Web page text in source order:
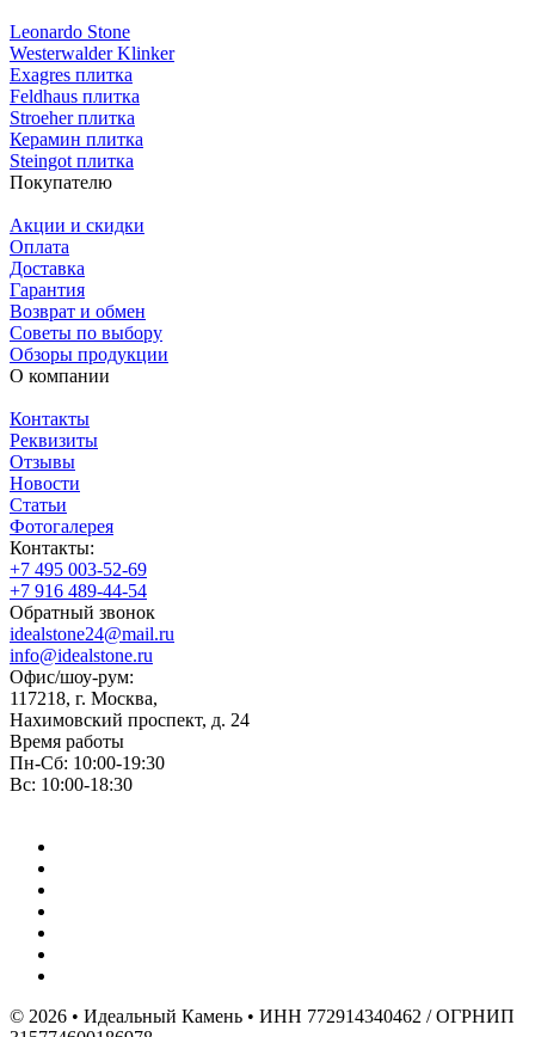
Leonardo Stone
Westerwalder Klinker
Exagres плитка
Feldhaus плитка
Stroeher плитка
Керамин плитка
Steingot плитка
Покупателю
Акции и скидки
Оплата
Доставка
Гарантия
Возврат и обмен
Советы по выбору
Обзоры продукции
О компании
Контакты
Реквизиты
Отзывы
Новости
Статьи
Фотогалерея
Контакты:
+7 495 003-52-69
+7 916 489-44-54
Обратный звонок
idealstone24@mail.ru
info@idealstone.ru
Офис/шоу-рум:
117218, г. Москва,
Нахимовский проспект, д. 24
Время работы
Пн-Сб: 10:00-19:30
Вс: 10:00-18:30
© 2026 • Идеальный Камень • ИНН 772914340462 / ОГРНИП